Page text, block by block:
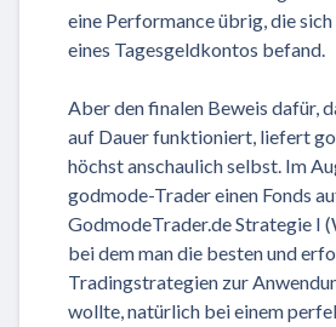
eine Performance übrig, die
eines Tagesgeldkontos befand.
Aber den finalen Beweis dafür,
auf Dauer funktioniert, liefert
höchst anschaulich selbst. Im
godmode-Trader einen Fonds
GodmodeTrader.de Strategie I
bei dem man die besten und
Tradingstrategien zur
wollte, natürlich bei einem